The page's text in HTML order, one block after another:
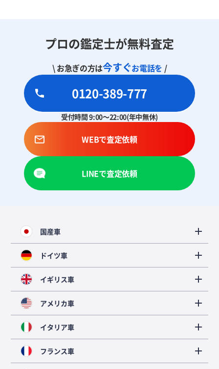
プロの鑑定士が無料査定
\ お急ぎの方は今すぐお電話を /
0120-389-777
受付時間 9:00～22:00(年中無休)
WEBで査定依頼
LINEで査定依頼
国産車
ドイツ車
イギリス車
アメリカ車
イタリア車
フランス車